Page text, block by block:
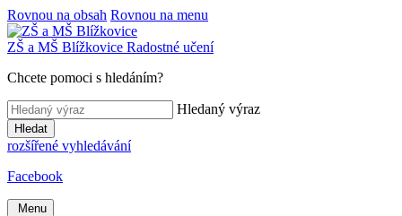
Rovnou na obsah Rovnou na menu
ZŠ a MŠ Blížkovice Radostné učení
Chcete pomoci s hledáním?
Hledaný výraz
Hledat
rozšířené vyhledávání
Facebook
Menu